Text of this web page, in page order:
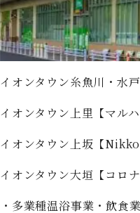
イオンタウン糸魚川・水
イオンタウン上里【マルハ
イオンタウン上坂【Nikko
イオンタウン大垣【コロ
・多業種温浴事業・飲食